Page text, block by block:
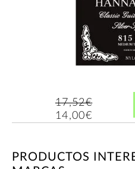
17,52€
14,00€
PRODUCTOS